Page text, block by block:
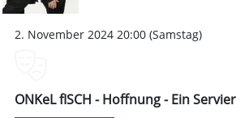
2. November 2024 20:00 (Samstag)
ONKeL fISCH - Hoffnung - Ein